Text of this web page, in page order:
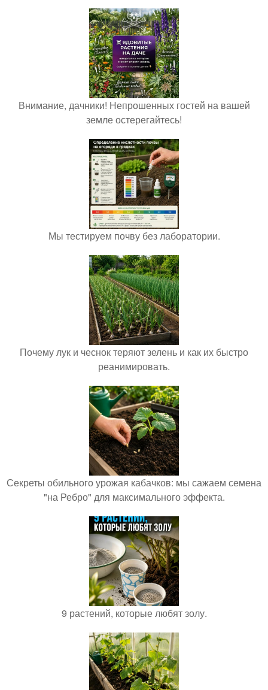
Внимание, дачники! Непрошенных гостей на вашей
земле остерегайтесь!
Мы тестируем почву без лаборатории.
Почему лук и чеснок теряют зелень и как их быстро
реанимировать.
Секреты обильного урожая кабачков: мы сажаем семена
"на Ребро" для максимального эффекта.
9 растений, которые любят золу.